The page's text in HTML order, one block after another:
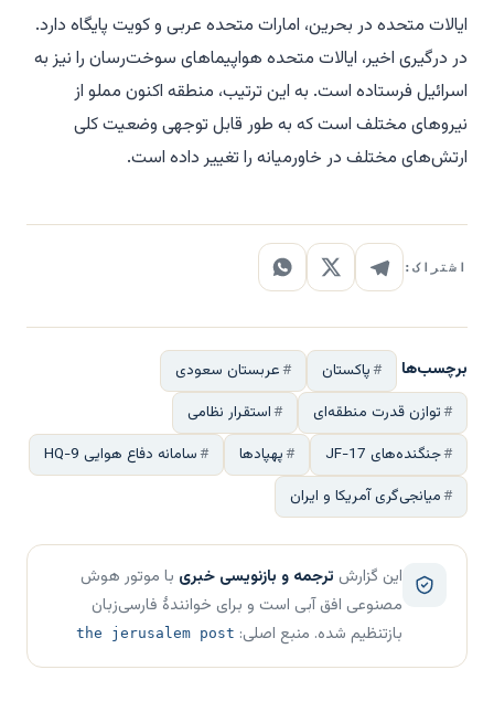
ایالات متحده در بحرین، امارات متحده عربی و کویت پایگاه دارد.
در درگیری اخیر، ایالات متحده هواپیماهای سوخت‌رسان را نیز به
اسرائیل فرستاده است. به این ترتیب، منطقه اکنون مملو از
نیروهای مختلف است که به طور قابل توجهی وضعیت کلی
ارتش‌های مختلف در خاورمیانه را تغییر داده است.
اشتراک:
برچسب‌ها پاکستان
عربستان سعودی
توازن قدرت منطقه‌ای
استقرار نظامی
جنگنده‌های JF-17
پهپادها
سامانه دفاع هوایی HQ-9
میانجی‌گری آمریکا و ایران
این گزارش ترجمه و بازنویسی خبری با موتور هوش
مصنوعی افق آبی است و برای خوانندهٔ فارسی‌زبان
بازتنظیم شده. منبع اصلی: the jerusalem post